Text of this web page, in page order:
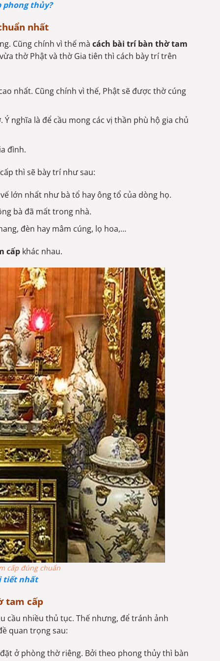
phong thủy?
nhất
Cũng chính vì thế mà cách bài trí bàn thờ tam
thờ Phật và thờ Gia tiên thì cách bày trí trên
nhất. Cũng chính vì thế, Phật sẽ được thờ cúng
nghĩa là để cầu mong các vị thần phù hộ gia chủ
đình.
thì sẽ bày trí như sau:
lớn nhất như bà tổ hay ông tổ của dòng họ.
bà đã mất trong nhà.
đèn hay mâm cúng, lọ hoa,…
cấp khác nhau.
cấp đúng chuẩn
tiết nhất
tam cấp
cầu nhiều thủ tục. Thế nhưng, để tránh ảnh
quan trọng sau:
ở phòng thờ riêng. Bởi theo phong thủy thì bàn